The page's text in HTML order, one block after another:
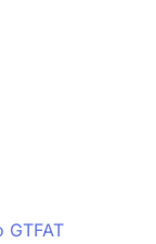
GTFAT